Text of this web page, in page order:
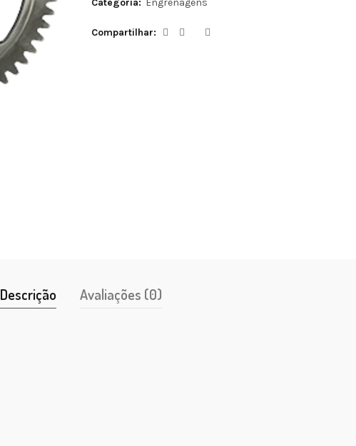
Categoria: Engrenagens
Compartilhar
Descrição Avaliações (0)